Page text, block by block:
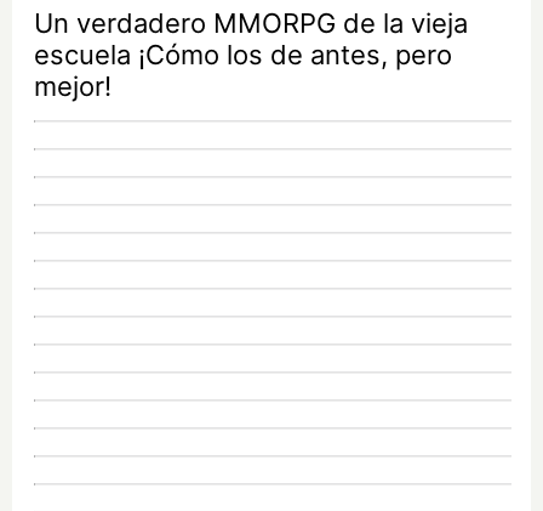
Un verdadero MMORPG de la vieja
escuela ¡Cómo los de antes, pero
mejor!